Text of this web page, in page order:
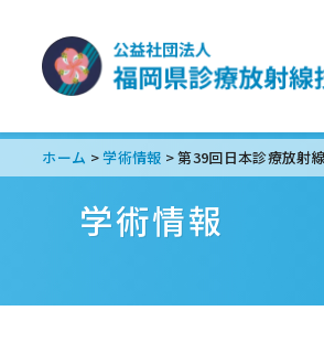
ホーム >学術情報 >
学術情報